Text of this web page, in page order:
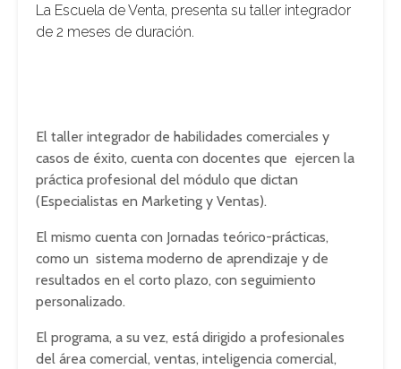
La Escuela de Venta, presenta su taller integrador
de 2 meses de duración.
El taller integrador de habilidades comerciales y
casos de éxito, cuenta con docentes que ejercen la
práctica profesional del módulo que dictan
(Especialistas en Marketing y Ventas).
El mismo cuenta con Jornadas teórico-prácticas,
como un sistema moderno de aprendizaje y de
resultados en el corto plazo, con seguimiento
personalizado.
El programa, a su vez, está dirigido a profesionales
del área comercial, ventas, inteligencia comercial,